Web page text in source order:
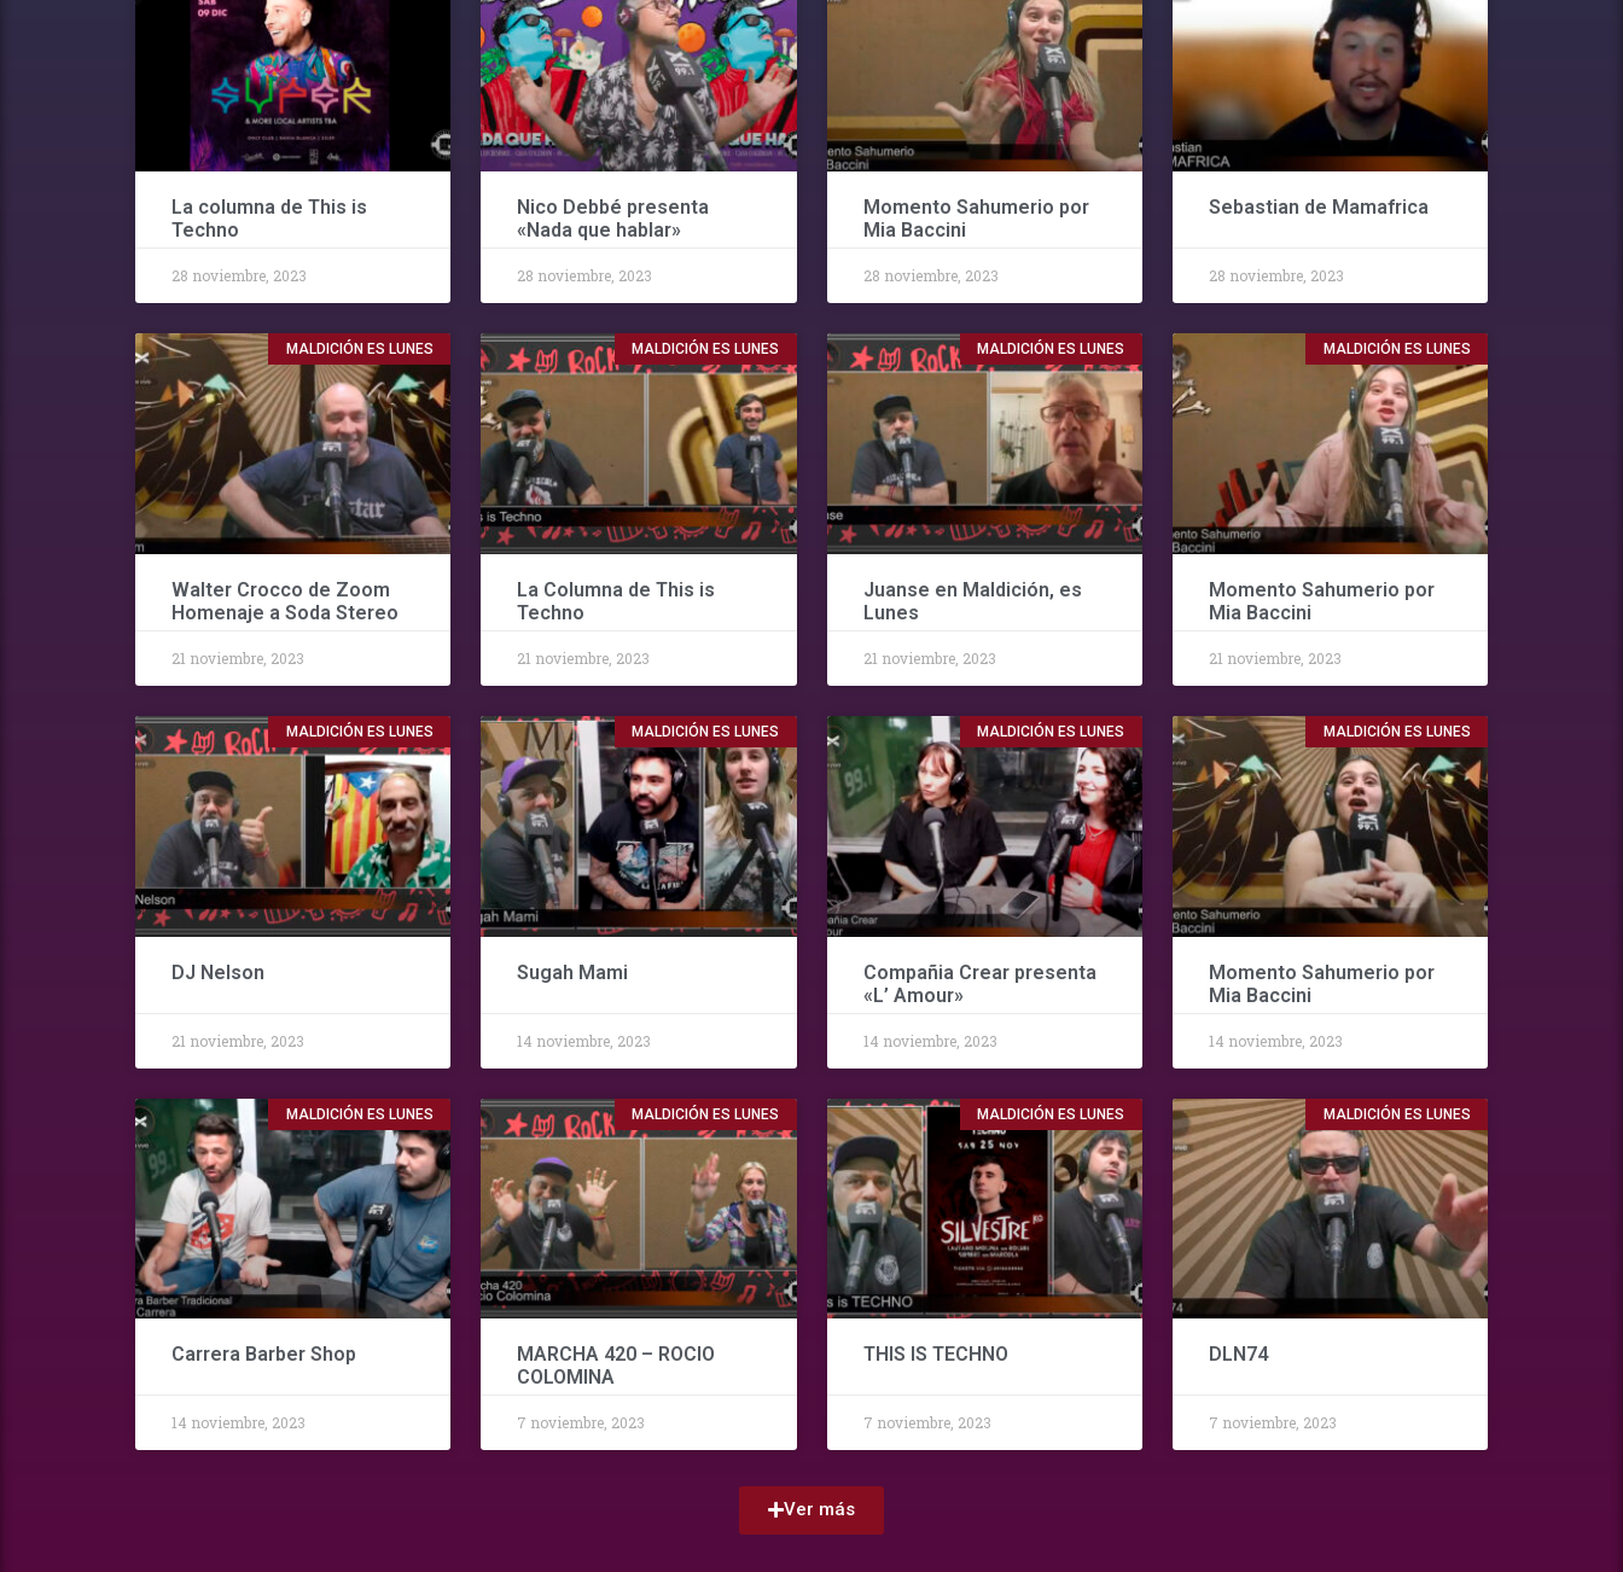
La columna de This is
Techno
28 noviembre, 2023
Nico Debbé presenta
«Nada que hablar»
28 noviembre, 2023
Momento Sahumerio por
Mia Baccini
28 noviembre, 2023
Sebastian de Mamafrica
28 noviembre, 2023
MALDICIÓN ES LUNES
Walter Crocco de Zoom
Homenaje a Soda Stereo
21 noviembre, 2023
MALDICIÓN ES LUNES
La Columna de This is
Techno
21 noviembre, 2023
MALDICIÓN ES LUNES
Juanse en Maldición, es
Lunes
21 noviembre, 2023
MALDICIÓN ES LUNES
Momento Sahumerio por
Mia Baccini
21 noviembre, 2023
MALDICIÓN ES LUNES
DJ Nelson
21 noviembre, 2023
MALDICIÓN ES LUNES
Sugah Mami
14 noviembre, 2023
MALDICIÓN ES LUNES
Compañia Crear presenta
«L’ Amour»
14 noviembre, 2023
MALDICIÓN ES LUNES
Momento Sahumerio por
Mia Baccini
14 noviembre, 2023
MALDICIÓN ES LUNES
Carrera Barber Shop
14 noviembre, 2023
MALDICIÓN ES LUNES
MARCHA 420 – ROCIO
COLOMINA
7 noviembre, 2023
MALDICIÓN ES LUNES
THIS IS TECHNO
7 noviembre, 2023
MALDICIÓN ES LUNES
DLN74
7 noviembre, 2023
Ver más